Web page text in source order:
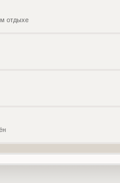
отдыхе